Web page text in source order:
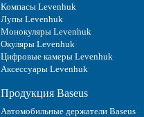
Компасы Levenhuk
Лупы Levenhuk
Монокуляры Levenhuk
Окуляры Levenhuk
Цифровые камеры Levenhuk
Аксессуары Levenhuk
Продукция Baseus
Автомобильные держатели Baseus